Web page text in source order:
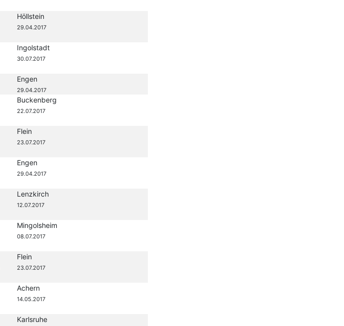
Höllstein
29.04.2017
Ingolstadt
30.07.2017
Engen
29.04.2017
Buckenberg
22.07.2017
Flein
23.07.2017
Engen
29.04.2017
Lenzkirch
12.07.2017
Mingolsheim
08.07.2017
Flein
23.07.2017
Achern
14.05.2017
Karlsruhe